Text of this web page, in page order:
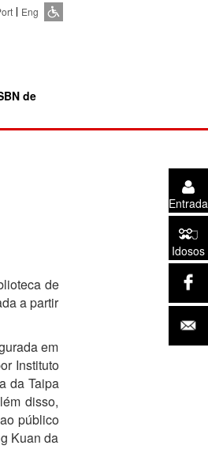
Eng
de
Entrada
Idosos
de
a partir
em
Instituto
da Taipa
disso,
público
Kuan da